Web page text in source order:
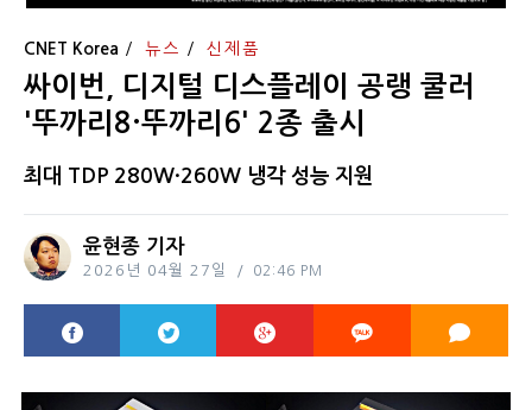
CNET Korea 뉴스 신제품
싸이번, 디지털 디스플레이 공랭 쿨러
'뚜까리8·뚜까리6' 2종 출시
최대 TDP 280W·260W 냉각 성능 지원
윤현종 기자
2026년 04월 27일 02:46 PM